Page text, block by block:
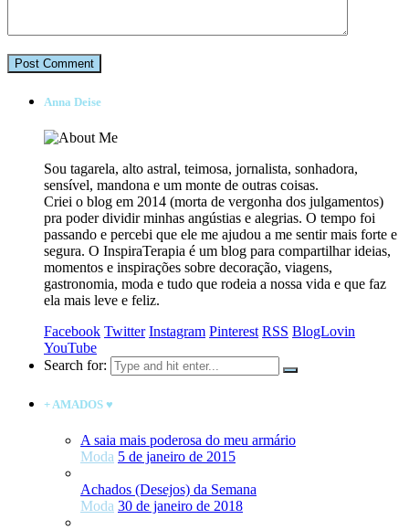
Anna Deise
Sou tagarela, alto astral, teimosa, jornalista, sonhadora,
sensível, mandona e um monte de outras coisas.
Criei o blog em 2014 (morta de vergonha dos julgamentos)
pra poder dividir minhas angústias e alegrias. O tempo foi
passando e percebi que ele me ajudou a me sentir mais forte e
segura. O InspiraTerapia é um blog para compartilhar ideias,
momentos e inspirações sobre decoração, viagens,
gastronomia, moda e tudo que rodeia a nossa vida e que faz
ela mais leve e feliz.
Facebook Twitter Instagram Pinterest RSS BlogLovin
YouTube
Search for:
+ AMADOS ♥
A saia mais poderosa do meu armário
Moda 5 de janeiro de 2015
Achados (Desejos) da Semana
Moda 30 de janeiro de 2018